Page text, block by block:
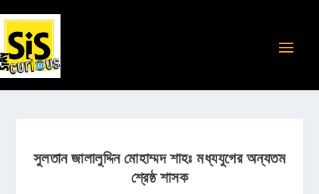
সুলতান জালালুদ্দিন মোহাম্মদ শাহঃ মধ্যযুগের অন্যতম
শ্রেষ্ঠ শাসক